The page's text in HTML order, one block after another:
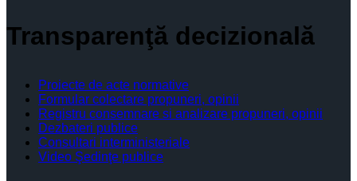
Transparenţă decizională
Proiecte de acte normative
Formular colectare propuneri, opinii
Registru consemnare si analizare propuneri, opinii
Dezbateri publice
Consultari interministeriale
Video Şedinţe publice